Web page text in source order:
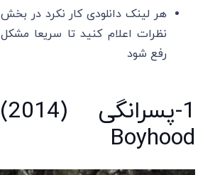
هر لینک دانلودی کار نکرد در بخش
نظرات اعلام کنید تا سریعا مشکل
رفع شود
1-پسرانگی (2014)
Boyhood